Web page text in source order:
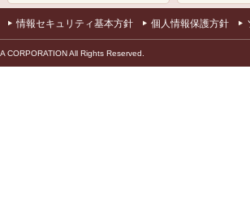
情報セキュリティ基本方針 個人情報保護方針
CORPORATION All Rights Reserved.